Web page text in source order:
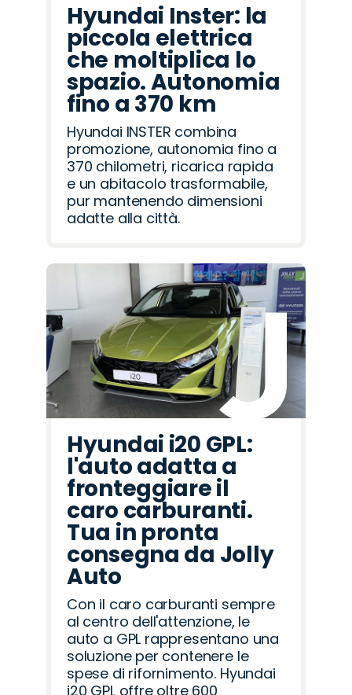
Hyundai Inster: la
piccola elettrica
che moltiplica lo
spazio. Autonomia
fino a 370 km
Hyundai INSTER combina
promozione, autonomia fino a
370 chilometri, ricarica rapida
e un abitacolo trasformabile,
pur mantenendo dimensioni
adatte alla città.
Hyundai i20 GPL:
l'auto adatta a
fronteggiare il
caro carburanti.
Tua in pronta
consegna da Jolly
Auto
Con il caro carburanti sempre
al centro dell'attenzione, le
auto a GPL rappresentano una
soluzione per contenere le
spese di rifornimento. Hyundai
i20 GPL offre oltre 600